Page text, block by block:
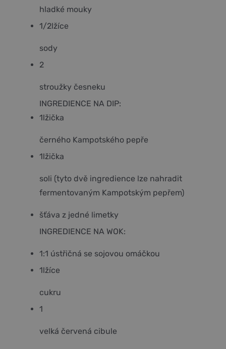
hladké mouky
1/2lžíce
sody
2
stroužky česneku
INGREDIENCE NA DIP:
1lžička
černého Kampotského pepře
1lžička
soli (tyto dvě ingredience lze nahradit
fermentovaným Kampotským pepřem)
šťáva z jedné limetky
INGREDIENCE NA WOK:
1:1 ústřičná se sojovou omáčkou
1lžíce
cukru
1
velká červená cibule